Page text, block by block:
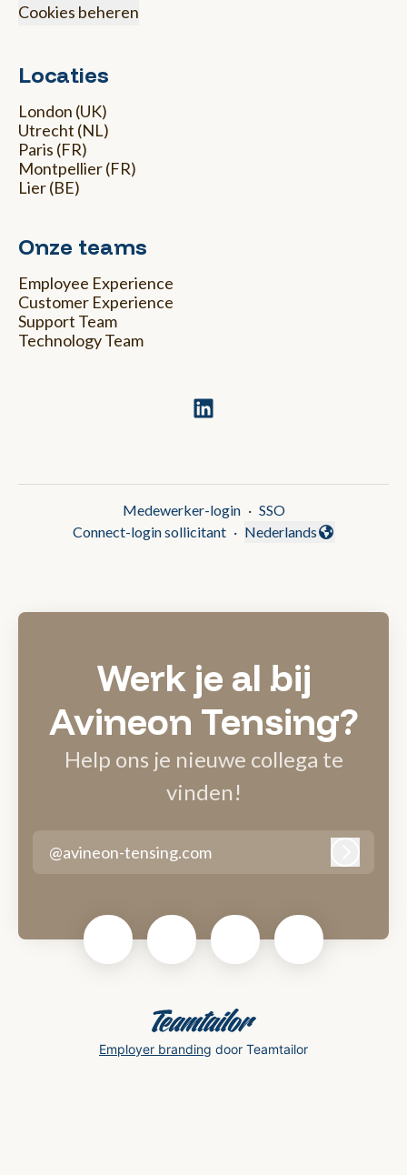
Cookies beheren
Locaties
London (UK)
Utrecht (NL)
Paris (FR)
Montpellier (FR)
Lier (BE)
Onze teams
Employee Experience
Customer Experience
Support Team
Technology Team
Medewerker-login · SSO
Connect-login sollicitant ·
Taal wijzigen
Nederlands
Werk je al bij
Avineon Tensing?
Help ons je nieuwe collega te
vinden!
@avineon-tensing.com
Employer branding door Teamtailor